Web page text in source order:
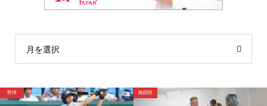
月を選択
野球 格闘技